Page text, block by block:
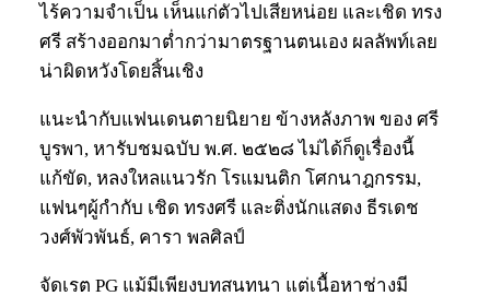
ไร้ความจำเป็น เห็นแก่ตัวไปเสียหน่อย และเชิด ทรง
ศรี สร้างออกมาต่ำกว่ามาตรฐานตนเอง ผลลัพท์เลย
น่าผิดหวังโดยสิ้นเชิง
แนะนำกับแฟนเดนตายนิยาย ข้างหลังภาพ ของ ศรี
บูรพา, หารับชมฉบับ พ.ศ. ๒๕๒๘ ไม่ได้ก็ดูเรื่องนี้
แก้ขัด, หลงใหลแนวรัก โรแมนติก โศกนาฎกรรม,
แฟนๆผู้กำกับ เชิด ทรงศรี และติ่งนักแสดง ธีรเดช
วงศ์พัวพันธ์, คารา พลศิลป์
จัดเรต PG แม้มีเพียงบทสนทนา แต่เนื้อหาช่างมี